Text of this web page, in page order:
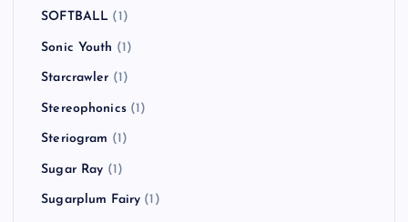
SOFTBALL (1)
Sonic Youth (1)
Starcrawler (1)
Stereophonics(1)
Steriogram (1)
Sugar Ray (1)
Sugarplum Fairy (1)